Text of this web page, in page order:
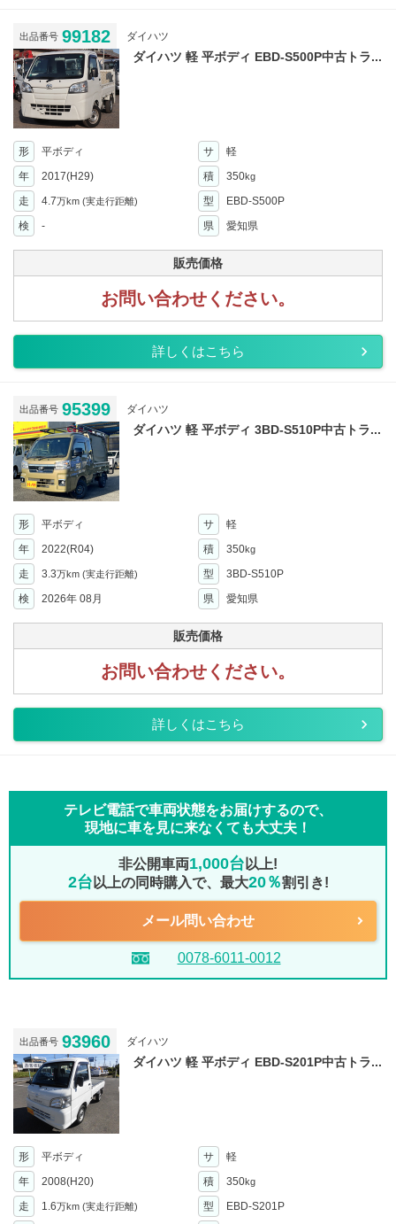
出品番号 99182 ダイハツ
ダイハツ 軽 平ボディ EBD-S500P中古トラ...
形 平ボディ サ
軽
年
2017(H29) 積 350kg
走 4.7万km (実走行距離) 型
EBD-S500P
検
- 県 愛知県
販売価格
お問い合わせください。
詳しくはこちら
出品番号 95399 ダイハツ
ダイハツ 軽 平ボディ 3BD-S510P中古トラ...
形 平ボディ サ
軽
年
2022(R04) 積 350kg
走 3.3万km (実走行距離) 型
3BD-S510P
検
2026年 08月 県 愛知県
販売価格
お問い合わせください。
詳しくはこちら
テレビ電話で車両状態をお届けするので、
現地に車を見に来なくても大丈夫！
非公開車両1,000台 以上!
2台 以上の同時購入で、最大20％割引き!
メール問い合わせ
0078-6011-0012
出品番号 93960 ダイハツ
ダイハツ 軽 平ボディ EBD-S201P中古トラ...
形 平ボディ サ
軽
年
2008(H20) 積 350kg
走 1.6万km (実走行距離) 型
EBD-S201P